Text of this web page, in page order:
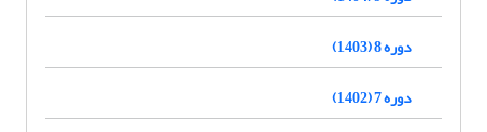
دوره 8 (1403)
دوره 7 (1402)